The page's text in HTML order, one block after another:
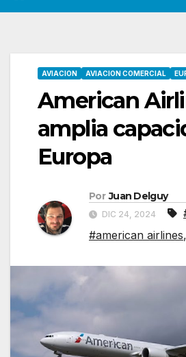
AVIACION AVIACION COMERCIAL
American
amplia
Europa
Por Juan Delguy
DIC 24, 2024
#american airlines,